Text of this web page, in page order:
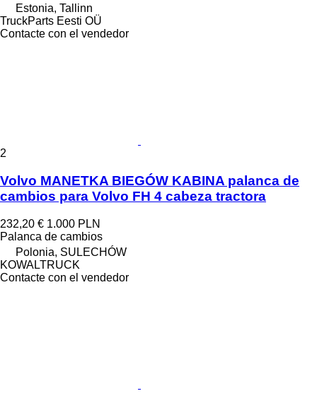
Estonia, Tallinn
TruckParts Eesti OÜ
Contacte con el vendedor
2
Volvo MANETKA BIEGÓW KABINA palanca de
cambios para Volvo FH 4 cabeza tractora
232,20 € 1.000 PLN
Palanca de cambios
Polonia, SULECHÓW
KOWALTRUCK
Contacte con el vendedor